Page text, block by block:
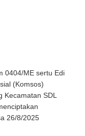
0404/ME sertu Edi
(Komsos)
Kecamatan SDL
26/8/2025